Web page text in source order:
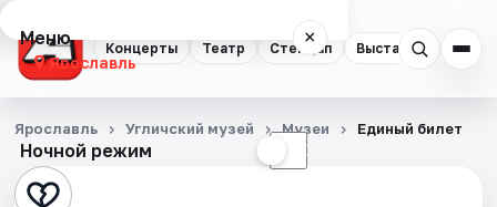
Концерты Театр Стендап Выставки
Меню ×
Ярославль
Концерты
Театр
Ночной режим ☾
Ярославль Угличский музей Музеи Единый билет